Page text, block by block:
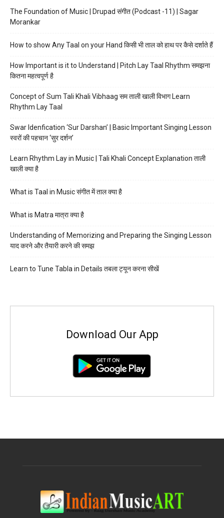
The Foundation of Music | Drupad संगीत (Podcast -11) | Sagar
Morankar
How to show Any Taal on your Hand किसी भी ताल को हाथ पर कैसे दर्शाते हैं
How Important is it to Understand | Pitch Lay Taal Rhythm समझना
कितना महत्वपूर्ण है
Concept of Sum Tali Khali Vibhaag सम ताली खाली विभाग Learn
Rhythm Lay Taal
Swar Idenfication ‘Sur Darshan’ | Basic Important Singing Lesson
स्वरों की पहचान ‘सुर दर्शन’
Learn Rhythm Lay in Music | Tali Khali Concept Explanation ताली
खाली क्या है
What is Taal in Music संगीत में ताल क्या है
What is Matra मात्रा क्या है
Understanding of Memorizing and Preparing the Singing Lesson
याद करने और तैयारी करने की समझ
Learn to Tune Tabla in Details तबला ट्यून करना सीखें
Download Our App